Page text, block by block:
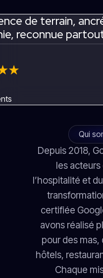
de terrain,
reconnue
Qui
Depuis 2018,
les
l’hospitalité et
certifiée
avons réalisé
pour des
hôtels,
Chaque